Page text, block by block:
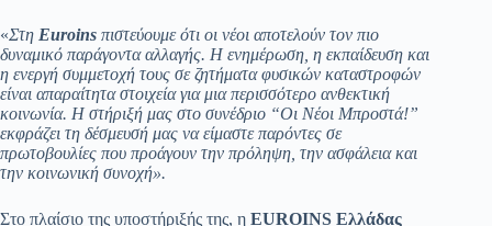
«Στη Euroins πιστεύουμε ότι οι νέοι αποτελούν τον πιο
δυναμικό παράγοντα αλλαγής. Η ενημέρωση, η εκπαίδευση και
η ενεργή συμμετοχή τους σε ζητήματα φυσικών καταστροφών
είναι απαραίτητα στοιχεία για μια περισσότερο ανθεκτική
κοινωνία. Η στήριξή μας στο συνέδριο “Οι Νέοι Μπροστά!”
εκφράζει τη δέσμευσή μας να είμαστε παρόντες σε
πρωτοβουλίες που προάγουν την πρόληψη, την ασφάλεια και
την κοινωνική συνοχή».
Στο πλαίσιο της υποστήριξής της, η EUROINS Ελλάδας